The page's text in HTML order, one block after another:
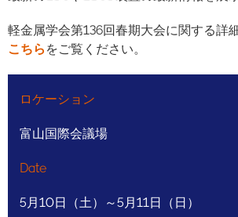
軽金属学会第136回春期大会に関する詳
こちら をご覧ください。
ロケーション
富山国際会議場
Date
5月10日（土）～5月11日（日）